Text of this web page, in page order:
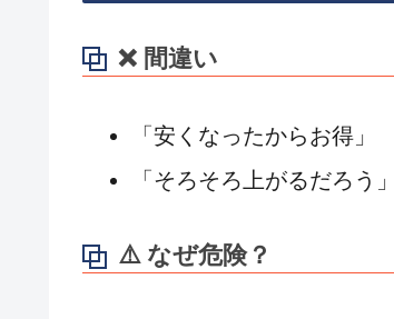
❌ 間違い
「安くなったからお得」
「そろそろ上がるだろう」
⚠️ なぜ危険？